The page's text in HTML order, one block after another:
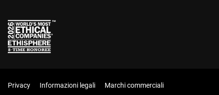
Privacy Informazioni legali Marchi commerciali